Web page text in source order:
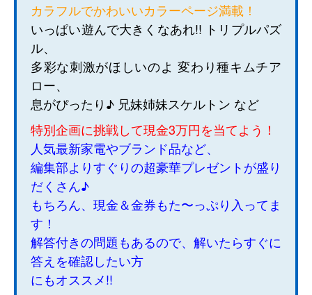
カラフルでかわいいカラーページ満載！
いっぱい遊んで大きくなあれ!! トリプルパズ
ル、
多彩な刺激がほしいのよ 変わり種キムチア
ロー、
息がぴったり♪ 兄妹姉妹スケルトン など
特別企画に挑戦して現金3万円を当てよう！
人気最新家電やブランド品など、
編集部よりすぐりの超豪華プレゼントが盛り
だくさん♪
もちろん、現金＆金券もた〜っぷり入ってま
す！
解答付きの問題もあるので、解いたらすぐに
答えを確認したい方
にもオススメ!!